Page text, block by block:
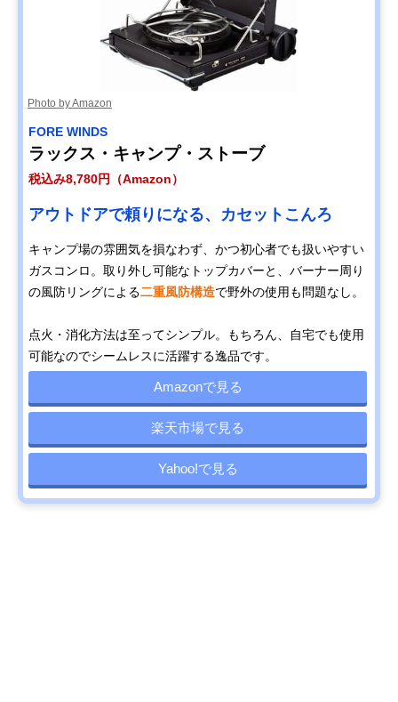
Photo by Amazon
FORE WINDS
ラックス・キャンプ・ストーブ
税込み8,780円（Amazon）
アウトドアで頼りになる、カセットこんろ
キャンプ場の雰囲気を損なわず、かつ初心者でも扱いやすい
ガスコンロ。取り外し可能なトップカバーと、バーナー周り
の風防リングによる二重風防構造で野外の使用も問題なし。
点火・消化方法は至ってシンプル。もちろん、自宅でも使用
可能なのでシームレスに活躍する逸品です。
Amazonで見る
楽天市場で見る
Yahoo!で見る